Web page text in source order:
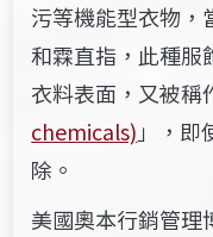
污等機能型衣物，
和霖直指，此種服
衣料表面，又被稱
chemicals) 」，即
除。
美國奧本行銷管理